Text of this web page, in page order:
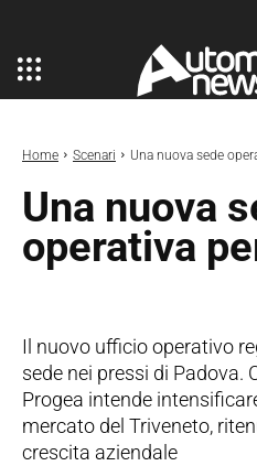
Home Scenari Una nuova sede
Una nuova
operativa
Il nuovo ufficio operativo
sede nei pressi di Padova.
Progea intende
mercato del Triveneto,
crescita aziendale